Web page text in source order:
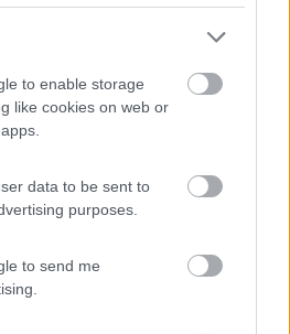
to enable storage
like cookies on web or
data to be sent to
purposes.
to send me
8 1
di Castel San